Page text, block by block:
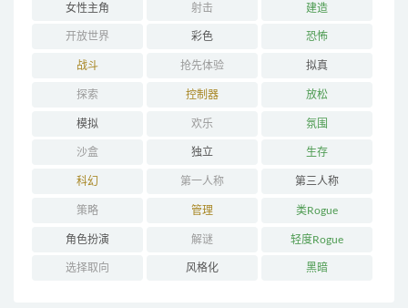
女性主角 射击 建造
开放世界 彩色 恐怖
战斗 抢先体验 拟真
探索 控制器 放松
模拟 欢乐 氛围
沙盒 独立 生存
科幻 第一人称 第三人称
策略 管理 类Rogue
角色扮演 解谜 轻度Rogue
选择取向 风格化 黑暗